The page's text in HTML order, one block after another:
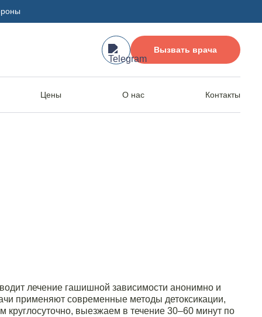
Вызвать врача
Цены О нас Контакты
лечение гашишной зависимости анонимно и
применяют современные методы детоксикации,
выезжаем в течение 30–60 минут по